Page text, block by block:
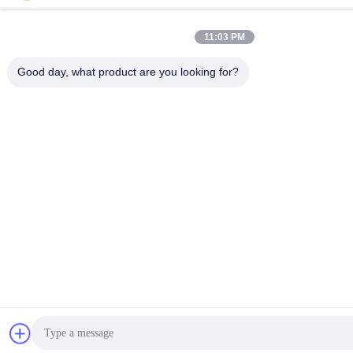
11:03 PM
Good day, what product are you looking for?